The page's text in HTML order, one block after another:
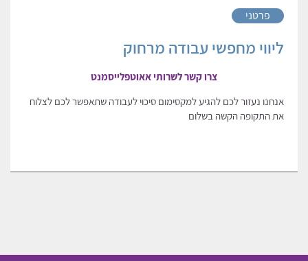
פרטני
ליווי מחפשי עבודה מרחוק
צרו קשר לשרותי אאוטפלייסמנט
אנחנו נעזור לכם להגיע למקסימום סיכוי לעבודה שתאפשר לכם לצלוח
את התקופה הקשה בשלום